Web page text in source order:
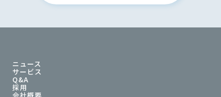
ニュース
サービス
Q&A
採用
会社概要